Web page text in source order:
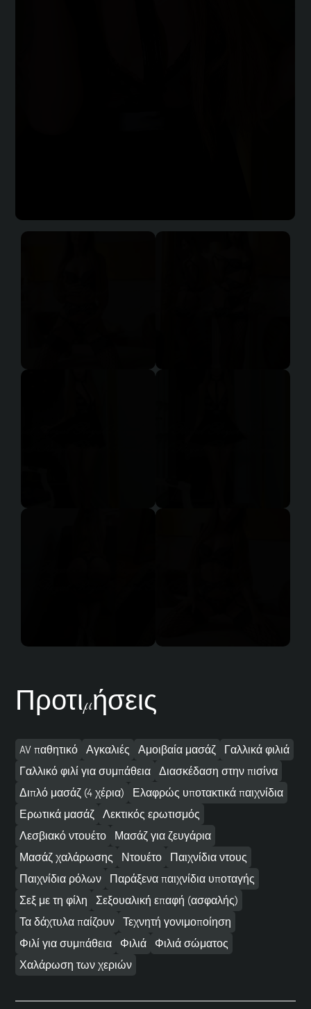
Προτιμήσεις
AV παθητικό Αγκαλιές Αμοιβαία μασάζ
Γαλλικά φιλιά
Γαλλικό φιλί για συμπάθεια
Διασκέδαση στην πισίνα
Διπλό μασάζ (4 χέρια)
Ελαφρώς υποτακτικά παιχνίδια
Ερωτικά μασάζ
Λεκτικός ερωτισμός
Λεσβιακό ντουέτο
Μασάζ για ζευγάρια
Μασάζ χαλάρωσης
Ντουέτο
Παιχνίδια ντους
Παιχνίδια ρόλων
Παράξενα παιχνίδια υποταγής
Σεξ με τη φίλη
Σεξουαλική επαφή (ασφαλής)
Τα δάχτυλα παίζουν
Τεχνητή γονιμοποίηση
Φιλί για συμπάθεια
Φιλιά
Φιλιά σώματος
Χαλάρωση των χεριών